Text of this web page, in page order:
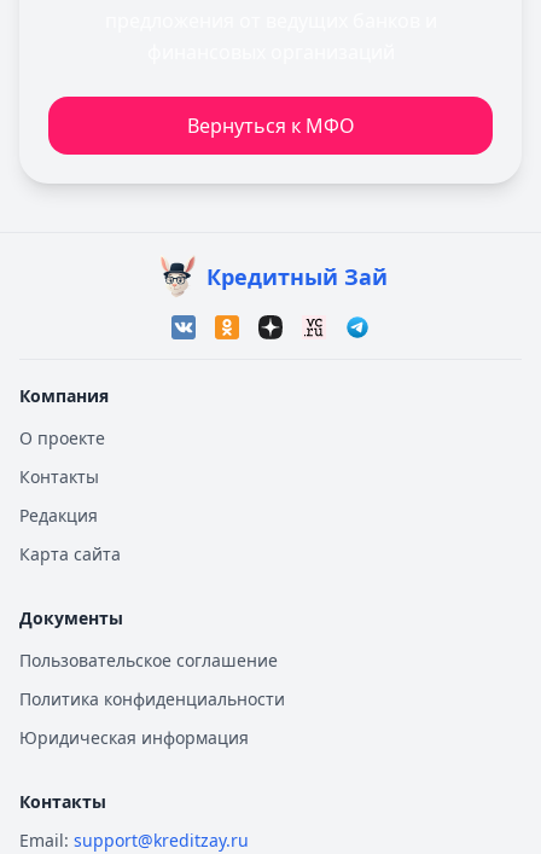
Вернуться к МФО
Кредитный Зай
Компания
О проекте
Контакты
Редакция
Карта сайта
Документы
Пользовательское соглашение
Политика конфиденциальности
Юридическая информация
Контакты
Email: support@kreditzay.ru